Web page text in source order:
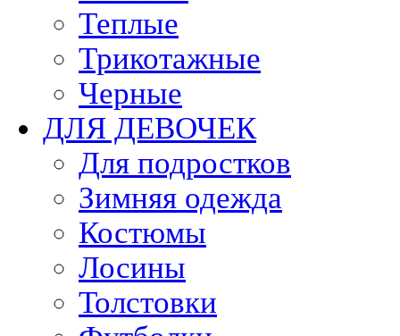
Теплые
Трикотажные
Черные
ДЛЯ ДЕВОЧЕК
Для подростков
Зимняя одежда
Костюмы
Лосины
Толстовки